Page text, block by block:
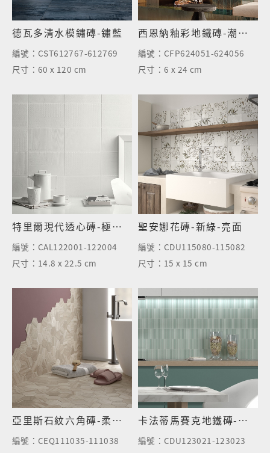
德瓦多清水模鏽磚-鏽藍
編號： CST612767-612769
尺寸：60 x 120 cm
西恩納釉彩地鐵磚-潮水綠
編號： CFP624051-624056
尺寸：6 x 24 cm
特里爾現代透心磚-極簡白
編號： CAL122001-122004
尺寸： 14.8 x 22.5 cm
聖安娜花磚-新綠-亮面
編號： CDU115080-115082
尺寸： 15 x 15 cm
亞里斯石紋六角磚-柔金色
編號： CEQ111035-111038
卡法蒂馬賽克地鐵磚-霧綠
編號： CDU123021-123023